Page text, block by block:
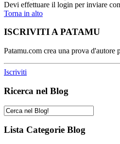
Devi effettuare il login per inviare
Torna in alto
ISCRIVITI A PATAMU
Patamu.com crea una prova d'autore
Iscriviti
Ricerca nel Blog
Lista Categorie Blog